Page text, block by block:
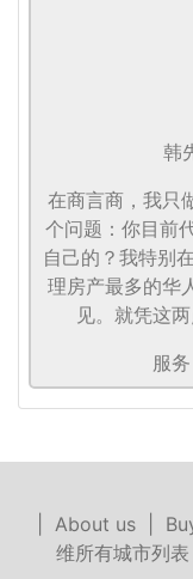
韩
在商言商，我只
个问题：你目前
自己的？我特别
理房产最多的华
见。就凭这
服务
About us|
维所有城市列表